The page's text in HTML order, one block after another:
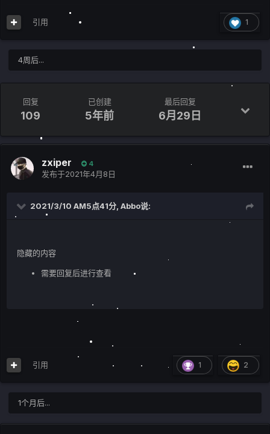
1
引用
4周后...
回复
109
已创建
5年前
最后回复
6月29日
zxiper 4
发布于2021年4月8日
2021/3/10 AM5点41分, Abbo说:
隐藏的内容
需要回复后进行查看
1 2
引用
1个月后...